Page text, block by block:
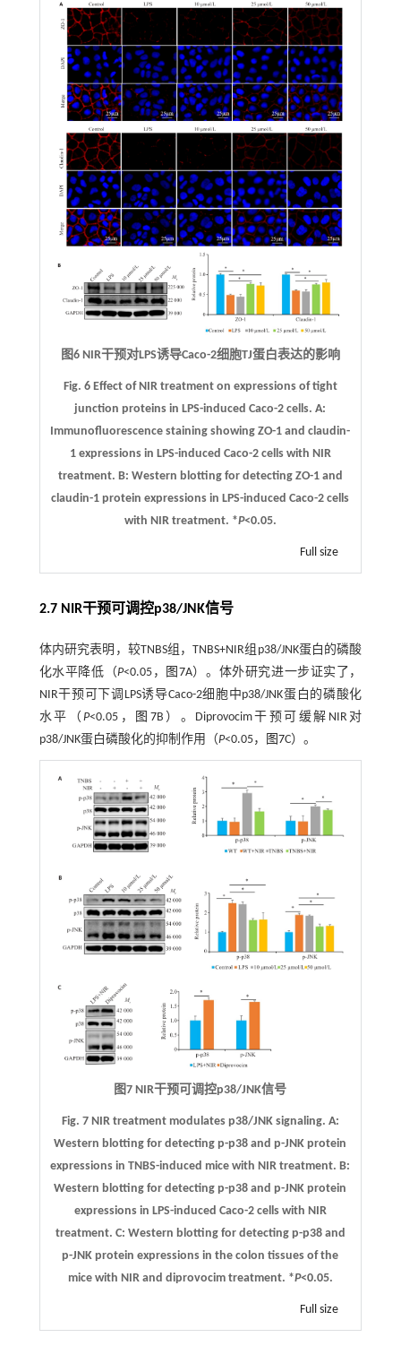
图6 NIR干预对LPS诱导Caco-2细胞TJ蛋白表达的影响
Fig. 6 Effect of NIR treatment on expressions of tight
junction proteins in LPS-induced Caco-2 cells.A:
Immunofluorescence staining showing ZO-1 and claudin-
1 expressions in LPS-induced Caco-2 cells with NIR
treatment. B: Western blotting for detecting ZO-1 and
claudin-1 protein expressions in LPS-induced Caco-2 cells
with NIR treatment. *P<0.05.
Full size
2.7 NIR干预可调控p38/JNK信号
体内研究表明，较TNBS组，TNBS+NIR组p38/JNK蛋白的磷酸
化水平降低（P<0.05， 图7A）。体外研究进一步证实了，
NIR干预可下调LPS诱导Caco-2细胞中p38/JNK蛋白的磷酸化
水平（P<0.05， 图7B）。Diprovocim干预可缓解NIR对
p38/JNK蛋白磷酸化的抑制作用（P<0.05， 图7C）。
图7 NIR干预可调控p38/JNK信号
Fig. 7 NIR treatment modulates p38/JNK signaling. A:
Western blotting for detecting p-p38 and p-JNK protein
expressions in TNBS-induced mice with NIR treatment.B:
Western blotting for detecting p-p38 and p-JNK protein
expressions in LPS-induced Caco-2 cells with NIR
treatment. C: Western blotting for detecting p-p38 and
p-JNK protein expressions in the colon tissues of the
mice with NIR and diprovocim treatment. *P<0.05.
Full size